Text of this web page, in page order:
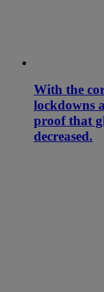
With the
lockdowns
proof that
decreased.